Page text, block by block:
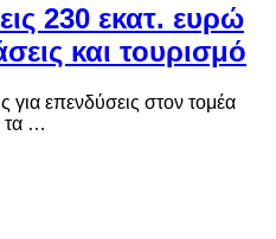
230 εκατ. ευρώ
και τουρισμό
για επενδύσεις στον τομέα
τα …